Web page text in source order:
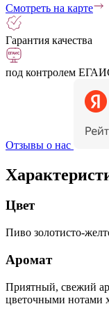
Смотреть на карте
Гарантия качества
под контролем
Отзывы о нас
Цвет
Пиво золотисто-
Аромат
Приятный, свежий
цветочными нотами